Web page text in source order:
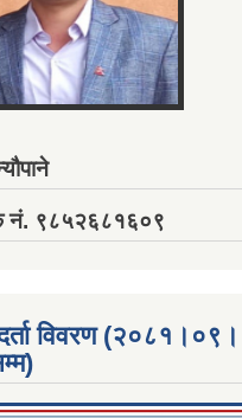
नं. ९८५२६८१६०९
विवरण (२०८१।०९।